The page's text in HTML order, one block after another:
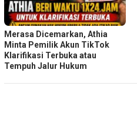
Merasa Dicemarkan, Athia
Minta Pemilik Akun TikTok
Klarifikasi Terbuka atau
Tempuh Jalur Hukum